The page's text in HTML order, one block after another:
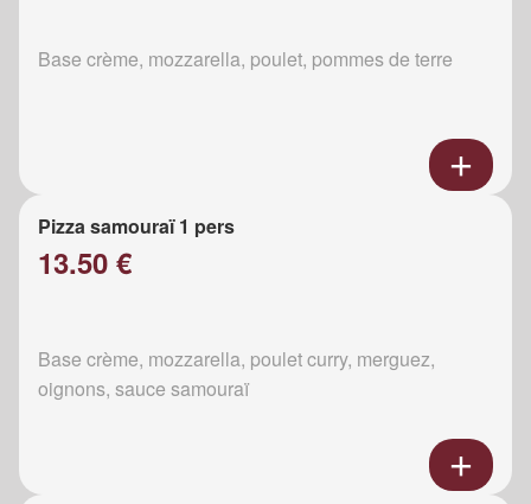
Base crème, mozzarella, poulet, pommes de terre
Pizza samouraï 1 pers
13.50 €
Base crème, mozzarella, poulet curry, merguez,
oignons, sauce samouraï